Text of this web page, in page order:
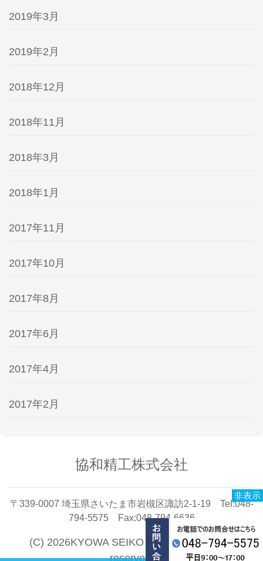
2019年3月
2019年2月
2018年12月
2018年11月
2018年3月
2018年1月
2017年11月
2017年10月
2017年8月
2017年6月
2017年4月
2017年2月
協和精工株式会社
〒339-0007 埼玉県さいたま市岩槻区諏訪2-1-19 Tel:048-
794-5575 Fax:048-794-6636
(C) 2026KYOWA SEIKO CO.,LTD. All rights
reserved.
非表示